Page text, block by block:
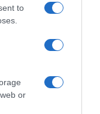
to
or